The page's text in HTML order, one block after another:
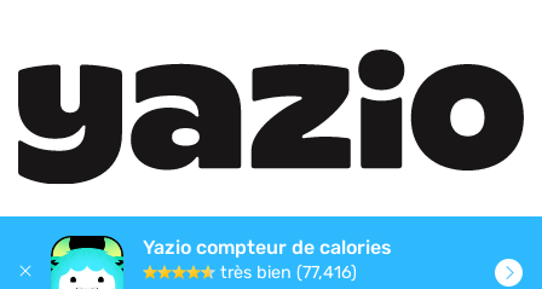
Yazio compteur de calories
très bien (77,416)